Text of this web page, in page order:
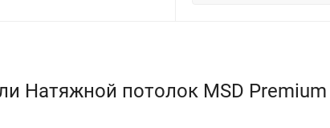
Натяжной потолок MSD